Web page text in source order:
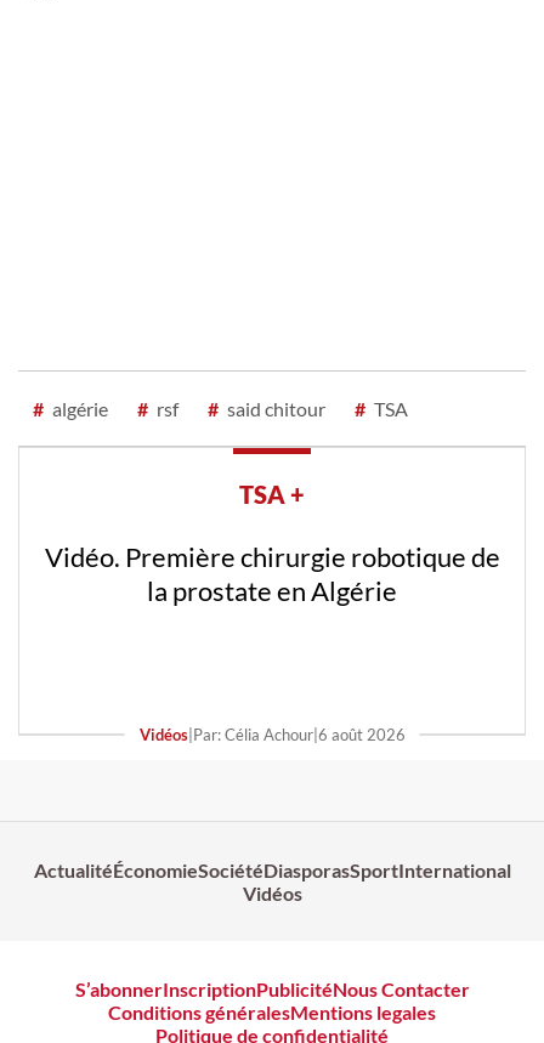
# algérie # rsf # said chitour # TSA
TSA +
Vidéo. Première chirurgie robotique de
la prostate en Algérie
Vidéos| Par: Célia Achour| 6 août 2026
ActualitéÉconomieSociétéDiasporasSportInternational
Vidéos
S’abonnerInscriptionPublicitéNous Contacter
Conditions généralesMentions legales
Politique de confidentialité